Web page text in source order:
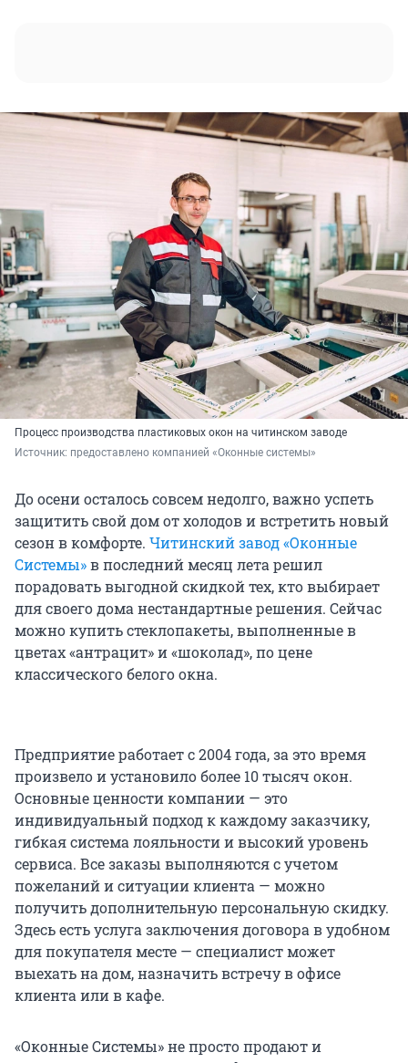
Процесс производства пластиковых окон на читинском заводе
Источник: предоставлено компанией «Оконные системы»
До осени осталось совсем недолго, важно успеть
защитить свой дом от холодов и встретить новый
сезон в комфорте. Читинский завод «Оконные
Системы»в последний месяц лета решил
порадовать выгодной скидкой тех, кто выбирает
для своего дома нестандартные решения. Сейчас
можно купить стеклопакеты, выполненные в
цветах «антрацит» и «шоколад», по цене
классического белого окна.
Предприятие работает с 2004 года, за это время
произвело и установило более 10 тысяч окон.
Основные ценности компании — это
индивидуальный подход к каждому заказчику,
гибкая система лояльности и высокий уровень
сервиса. Все заказы выполняются с учетом
пожеланий и ситуации клиента — можно
получить дополнительную персональную скидку.
Здесь есть услуга заключения договора в удобном
для покупателя месте — специалист может
выехать на дом, назначить встречу в офисе
клиента или в кафе.
«Оконные Системы» не просто продают и